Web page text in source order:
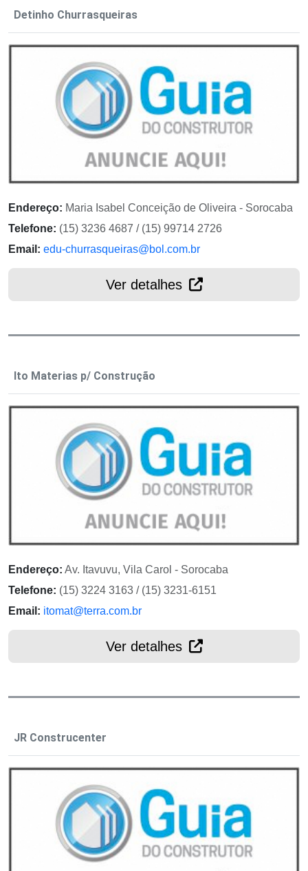
Detinho Churrasqueiras
Endereço: Maria Isabel Conceição de Oliveira - Sorocaba
Telefone: (15) 3236 4687 / (15) 99714 2726
Email: edu-churrasqueiras@bol.com.br
Ver detalhes
Ito Materias p/ Construção
Endereço: Av. Itavuvu, Vila Carol - Sorocaba
Telefone: (15) 3224 3163 / (15) 3231-6151
Email: itomat@terra.com.br
Ver detalhes
JR Construcenter